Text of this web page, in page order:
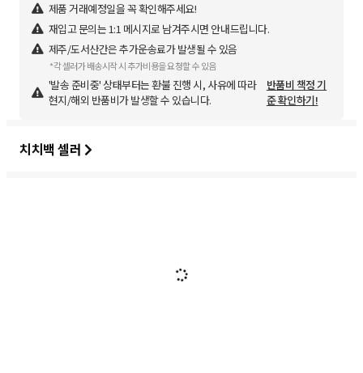
제품 거래예정일을 꼭 확인해주세요!
재입고 문의는 1:1 메시지로 남겨주시면 안내드립니다.
제주/도서산간은 추가운송료가 발생될 수 있음
*각 셀러가 배송시작 시 추가비용을 요청할 수 있음
'발송 준비중' 상태부터는 환불 진행 시, 사유에 따라
현지/해외 반품비가 발생할 수 있습니다.
반품비 책정 기
준 확인하기!
치치백 셀러